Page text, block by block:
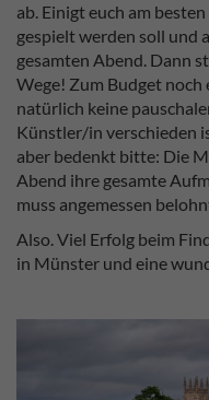
ab. Einigt euch am
gespielt werden soll und
gesamten Abend. Dann
Wege! Zum Budget
natürlich keine
Künstler/in verschieden
aber bedenkt bitte: Die
Abend ihre gesamte
muss angemessen
Also. Viel Erfolg beim
in Münster und eine